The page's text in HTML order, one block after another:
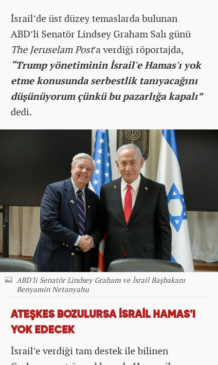
İsrail’de üst düzey temaslarda bulunan
ABD’li Senatör Lindsey Graham Salı günü
The Jeruselam Post’a verdiği röportajda,
“Trump yönetiminin İsrail'e Hamas'ı yok
etme konusunda serbestlik tanıyacağını
düşünüyorum çünkü bu pazarlığa kapalı”
dedi.
ABD'li Senatör Lindsey Graham ve İsrail Başbakanı
Benyamin Netanyahu
ATEŞKES BOZULURSA İSRAİL HAMAS'I
YOK EDECEK
İsrail’e verdiği tam destek ile bilinen